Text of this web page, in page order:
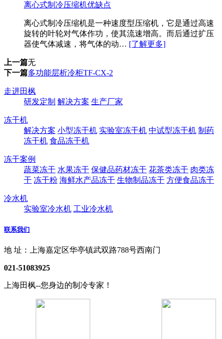
离心式制冷压缩机优缺点
离心式制冷压缩机是一种速度型压缩机，它是通过高速
旋转的叶轮对气体作功，使其流速增高。而后通过扩压
器使气体减速，将气体的动… [了解更多]
上一篇无
下一篇多功能层析冷柜TF-CX-2
走进田枫
研发定制 解决方案 生产厂家
冻干机
解决方案 小型冻干机 实验室冻干机 中试型冻干机 制药
冻干机 食品冻干机
冻干案例
蔬菜冻干 水果冻干 保健品药材冻干 花茶类冻干 肉类冻
干 冻干粉 海鲜水产品冻干 生物制品冻干 方便食品冻干
冷水机
实验室冷水机 工业冷水机
联系我们
地 址：上海嘉定区华亭镇武双路788号西南门
021-51083925
上海田枫--您身边的制冷专家！